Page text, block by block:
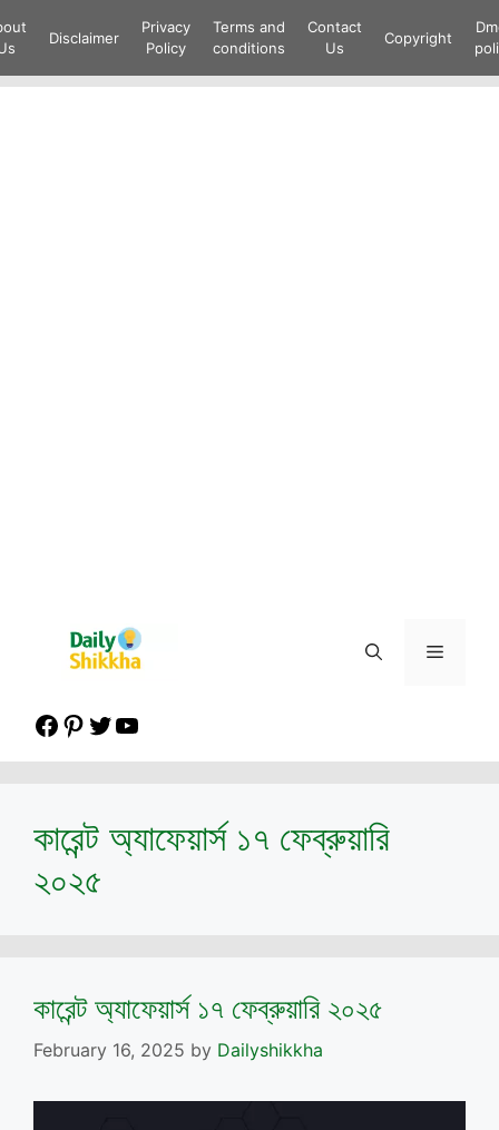
to
Disclaimer
Privacy
Policy
Terms and
conditions
Contact
Us
Copyright
Menu
Facebook
Pinterest
Twitter
YouTube
কারেন্ট অ্যাফেয়ার্স ১৭ ফেব্রুয়ারি
২০২৫
কারেন্ট অ্যাফেয়ার্স ১৭ ফেব্রুয়ারি ২০২৫
February 16, 2025 by Dailyshikkha